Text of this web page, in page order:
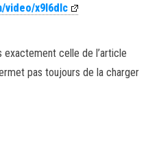
video/x9l6dlc
exactement celle de l’article
pas toujours de la charger